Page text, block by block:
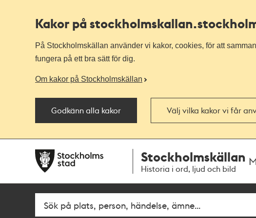
Kakor på stockholmskallan
På Stockholmskällan använder vi kakor, cookies, för att
fungera på ett bra sätt för dig.
Om kakor på Stockholmskällan
Godkänn alla kakor Välj vilka kakor vi får
navigationen
huvudinnehållet
Stockholmskällan
Historia i ord, ljud och bild
Fritextsök